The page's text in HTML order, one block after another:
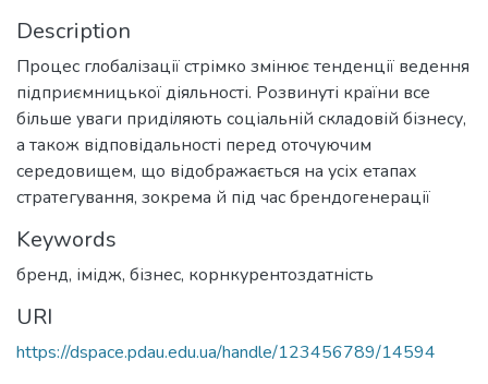
Description
Процес глобалізації стрімко змінює тенденції ведення
підприємницької діяльності. Розвинуті країни все
більше уваги приділяють соціальній складовій бізнесу,
а також відповідальності перед оточуючим
середовищем, що відображається на усіх етапах
стратегування, зокрема й під час брендогенерації
Keywords
бренд, імідж, бізнес, корнкурентоздатність
URI
https://dspace.pdau.edu.ua/handle/123456789/14594